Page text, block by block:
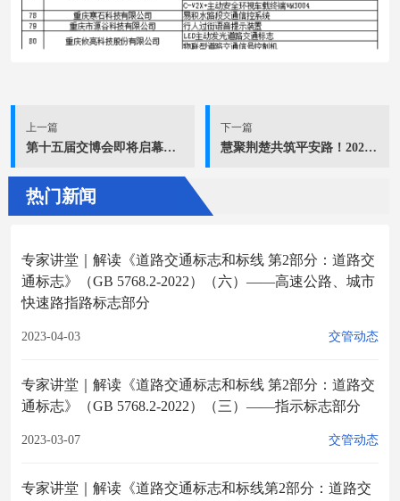
上一篇
第十五届交博会即将启幕！最全展会指南发布
下一篇
慧聚荆楚共筑平安路！2025年道路交通安全 创新与合作大会将在武汉启幕
热门新闻
专家讲堂｜解读《道路交通标志和标线 第2部分：道路交
通标志》（GB 5768.2-2022）（六）——高速公路、城市
快速路指路标志部分
2023-04-03 交管动态
专家讲堂｜解读《道路交通标志和标线 第2部分：道路交
通标志》（GB 5768.2-2022）（三）——指示标志部分
2023-03-07 交管动态
专家讲堂｜解读《道路交通标志和标线第2部分：道路交